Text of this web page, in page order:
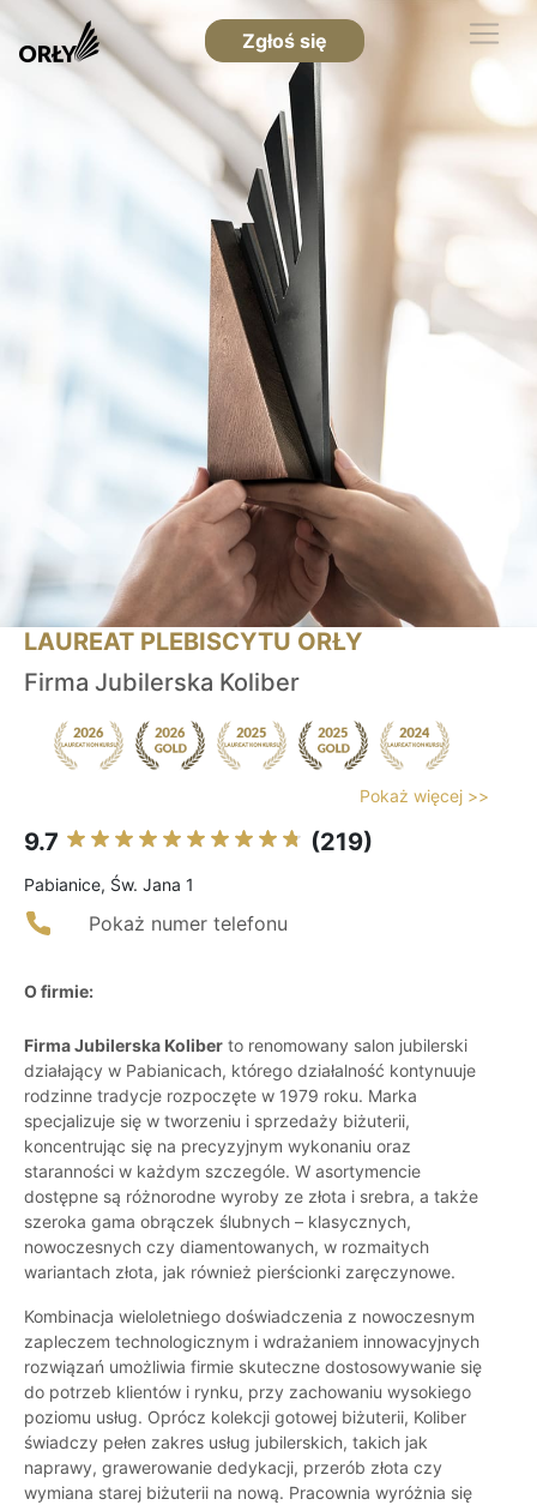
Zgłoś się
LAUREAT PLEBISCYTU ORŁY
Firma Jubilerska Koliber
Pokaż więcej >>
9.7 (219)
Pabianice, Św. Jana 1
Pokaż numer telefonu
O firmie:
Firma Jubilerska Koliber to renomowany salon jubilerski
działający w Pabianicach, którego działalność kontynuuje
rodzinne tradycje rozpoczęte w 1979 roku. Marka
specjalizuje się w tworzeniu i sprzedaży biżuterii,
koncentrując się na precyzyjnym wykonaniu oraz
staranności w każdym szczególe. W asortymencie
dostępne są różnorodne wyroby ze złota i srebra, a także
szeroka gama obrączek ślubnych – klasycznych,
nowoczesnych czy diamentowanych, w rozmaitych
wariantach złota, jak również pierścionki zaręczynowe.
Kombinacja wieloletniego doświadczenia z nowoczesnym
zapleczem technologicznym i wdrażaniem innowacyjnych
rozwiązań umożliwia firmie skuteczne dostosowywanie się
do potrzeb klientów i rynku, przy zachowaniu wysokiego
poziomu usług. Oprócz kolekcji gotowej biżuterii, Koliber
świadczy pełen zakres usług jubilerskich, takich jak
naprawy, grawerowanie dedykacji, przerób złota czy
wymiana starej biżuterii na nową. Pracownia wyróżnia się